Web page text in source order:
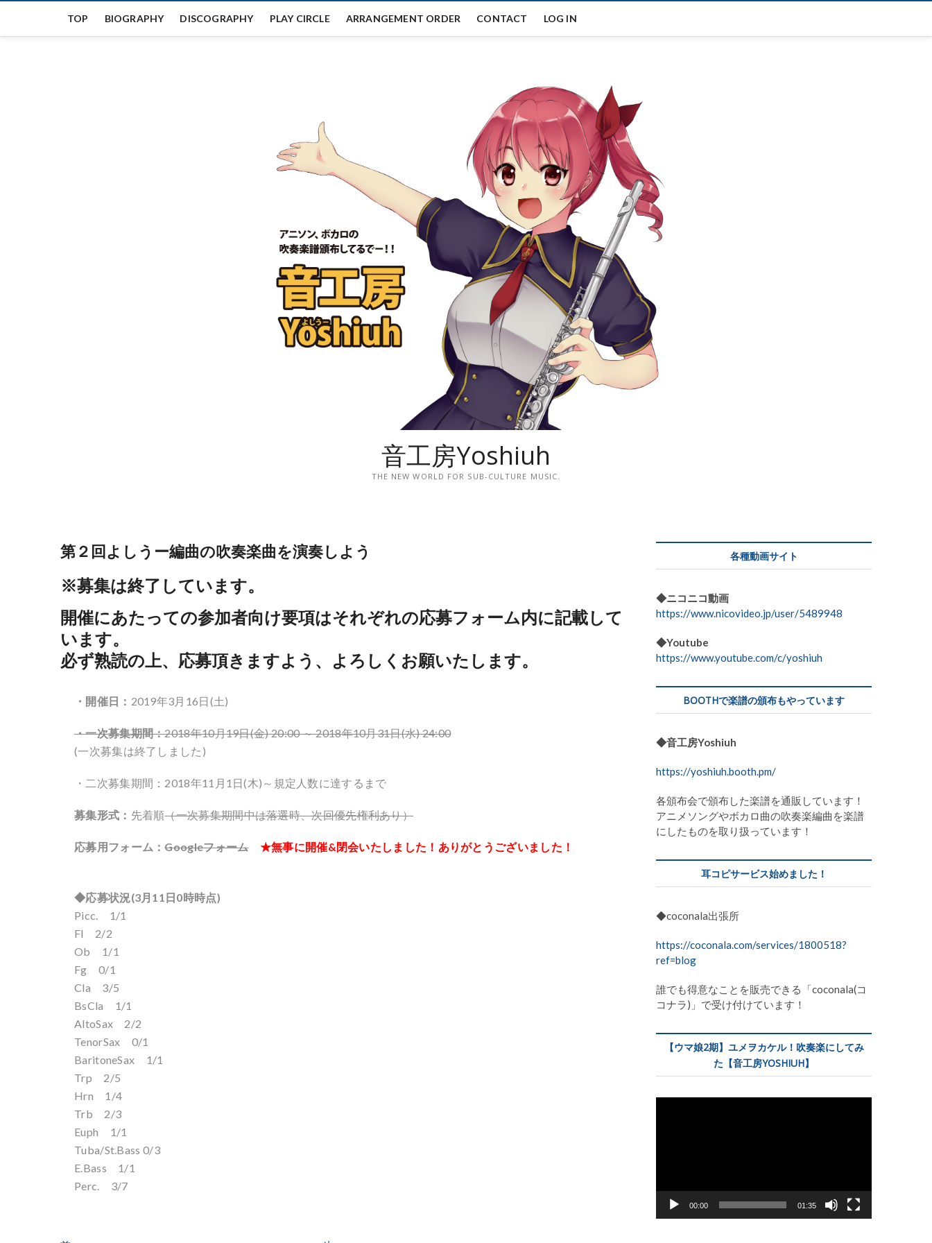
content
TOP BIOGRAPHY DISCOGRAPHY PLAY CIRCLE ARRANGEMENT ORDER CONTACT LOG IN
音工房Yoshiuh
THE NEW WORLD FOR SUB-CULTURE MUSIC.
第２回よしうー編曲の吹奏楽曲を演奏しよう
※募集は終了しています。
開催にあたっての参加者向け要項はそれぞれの応募フォーム内に記載して
います。
必ず熟読の上、応募頂きますよう、よろしくお願いたします。
・開催日： 2019年3月16日(土)
・一次募集期間：2018年10月19日(金) 20:00 ～ 2018年10月31日(水) 24:00
(一次募集は終了しました)
・二次募集期間：2018年11月1日(木)～規定人数に達するまで
募集形式： 先着順（一次募集期間中は落選時、次回優先権利あり）
応募用フォーム：Googleフォーム ★無事に開催&閉会いたしました！ありがとうございました！
◆応募状況(3月11日0時時点)
Picc. 1/1
Fl 2/2
Ob 1/1
Fg 0/1
Cla 3/5
BsCla 1/1
AltoSax 2/2
TenorSax 0/1
BaritoneSax 1/1
Trp 2/5
Hrn 1/4
Trb 2/3
Euph 1/1
Tuba/St.Bass 0/3
E.Bass 1/1
Perc. 3/7
各種動画サイト
◆ニコニコ動画
https://www.nicovideo.jp/user/5489948
◆Youtube
https://www.youtube.com/c/yoshiuh
BOOTHで楽譜の頒布もやっています
◆音工房Yoshiuh
https://yoshiuh.booth.pm/
各頒布会で頒布した楽譜を通販しています！
アニメソングやボカロ曲の吹奏楽編曲を楽譜
にしたものを取り扱っています！
耳コピサービス始めました！
◆coconala出張所
https://coconala.com/services/1800518?
ref=blog
誰でも得意なことを販売できる「coconala(コ
コナラ)」で受け付けています！
【ウマ娘2期】ユメヲカケル！吹奏楽にしてみ
た【音工房YOSHIUH】
00:00 01:35